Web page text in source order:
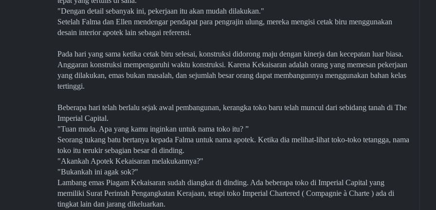
"Dengan detail sebanyak ini, pekerjaan itu akan mudah dilakukan."
Setelah Falma dan Ellen mendengar pendapat para pengrajin ulung, mereka mengisi cetak biru menggunakan
desain interior apotek lain sebagai referensi.
Pada hari yang sama ketika cetak biru selesai, konstruksi didorong maju dengan kinerja dan kecepatan luar biasa.
Anggaran konstruksi mempengaruhi waktu konstruksi. Karena Kekaisaran adalah orang yang memesan pekerjaan
yang dilakukan, emas bukan masalah, dan sejumlah besar orang dapat membangunnya menggunakan bahan kelas
tertinggi.
Beberapa hari telah berlalu sejak awal pembangunan, kerangka toko baru telah muncul dari sebidang tanah di The
Imperial Capital.
"Tuan muda. Apa yang kamu inginkan untuk nama toko itu? ”
Seorang tukang batu bertanya kepada Falma untuk nama apotek. Ketika dia melihat-lihat toko-toko tetangga, nama
toko itu terukir sebagian besar di dinding.
"Akankah Apotek Kekaisaran melakukannya?"
"Bukankah ini agak sok?"
Lambang emas Piagam Kekaisaran sudah diangkat di dinding. Ada beberapa toko di Imperial Capital yang
memiliki Surat Perintah Pengangkatan Kerajaan, tetapi toko Imperial Chartered ( Compagnie à Charte ) ada di
tingkat lain dan jarang dikeluarkan.